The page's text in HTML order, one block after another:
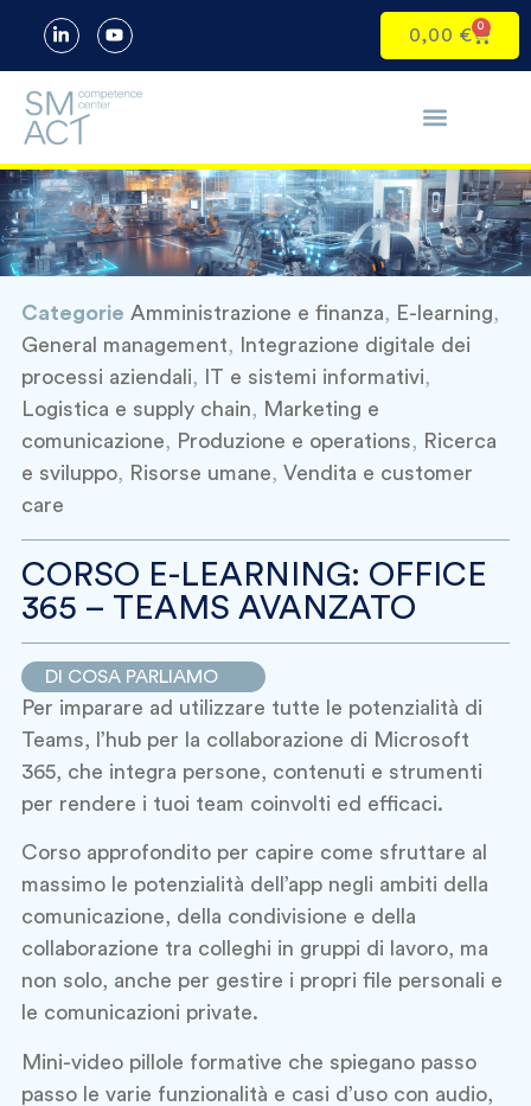
0,00 € 0
Categorie Amministrazione e finanza, E-learning,
General management,
Integrazione digitale dei
processi aziendali, IT e sistemi informativi,
Logistica e supply chain, Marketing e
comunicazione, Produzione e operations, Ricerca
e sviluppo, Risorse umane, Vendita e customer
care
CORSO E-LEARNING: OFFICE
365 – TEAMS AVANZATO
DI COSA PARLIAMO
Per imparare ad utilizzare tutte le potenzialità di
Teams, l’hub per la collaborazione di Microsoft
365, che integra persone, contenuti e strumenti
per rendere i tuoi team coinvolti ed efficaci.
Corso approfondito per capire come sfruttare al
massimo le potenzialità dell’app negli ambiti della
comunicazione, della condivisione e della
collaborazione tra colleghi in gruppi di lavoro, ma
non solo, anche per gestire i propri file personali e
le comunicazioni private.
Mini-video pillole formative che spiegano passo
passo le varie funzionalità e casi d’uso con audio,